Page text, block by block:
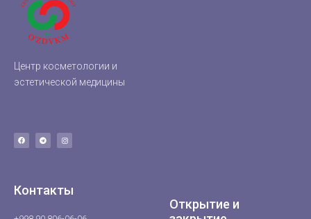
Центр косметологии и
эстетической медицины
Контакты
Открытие и